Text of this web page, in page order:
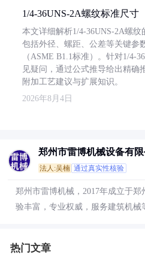
1/4-36UNS-2A螺纹标准尺寸
本文详细解析1/4-36UNS-2A螺纹
包括外径、螺距、公差等关键参
（ASME B1.1标准）。针对1/4-
见疑问，通过公式推导给出精确
附加工艺建议与扩展知识。
2026年8月4日
郑州市雷博机械设备有限
法人:吴楠 通过真实性核验
郑州市雷博机械，2017年成立于
验丰富，专业权威，服务建筑机械
热门文章